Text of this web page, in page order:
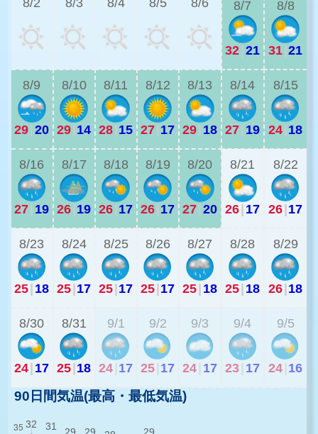
8/2 8/3 8/4 8/5 8/6 8/7
32|21
8/8
31|21
8/9
29|20
8/10
29|14
8/11
28|15
8/12
27|17
8/13
29| 18
8/14
27| 19
8/15
24|18
8/16
27| 19
8/17
26|19
8/18
26|17
8/19
26|17
8/20
27|20
8/21
26| 17
8/22
26|17
8/23
25| 18
8/24
25|17
8/25
25|17
8/26
25|17
8/27
25| 18
8/28
25| 18
8/29
26|18
8/30
24| 17
8/31
25|18
9/1
24 17
9/2
25 17
9/3
24 17
9/4
23 17
9/5
24 16
90日間気温(最高・最低気温)